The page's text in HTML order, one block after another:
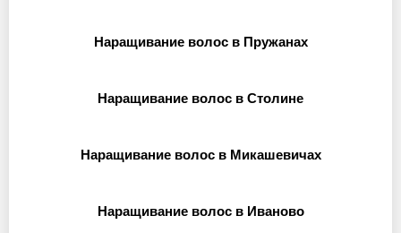
Наращивание волос в Пружанах
Наращивание волос в Столине
Наращивание волос в Микашевичах
Наращивание волос в Иваново